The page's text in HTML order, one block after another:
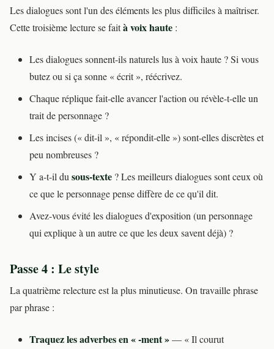
Les dialogues sont l'un des éléments les plus difficiles à maîtriser.
Cette troisième lecture se faità voix haute :
Les dialogues sonnent-ils naturels lus à voix haute ? Si vous
butez ou si ça sonne « écrit », réécrivez.
Chaque réplique fait-elle avancer l'action ou révèle-t-elle un
trait de personnage ?
Les incises (« dit-il », « répondit-elle ») sont-elles discrètes et
peu nombreuses ?
Y a-t-il dusous-texte ? Les meilleurs dialogues sont ceux où
ce que le personnage pense diffère de ce qu'il dit.
Avez-vous évité les dialogues d'exposition (un personnage
qui explique à un autre ce que les deux savent déjà) ?
Passe 4 : Le style
La quatrième relecture est la plus minutieuse. On travaille phrase
par phrase :
Traquez les adverbes en « -ment »— « Il courut